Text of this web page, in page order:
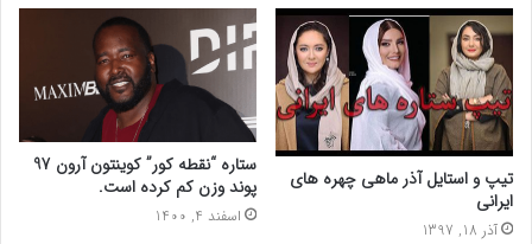
تیپ و استایل آذر ماهی چهره های
ایرانی
آذر 18, 1397
ستاره “نقطه کور” کوینتون آرون 97
پوند وزن کم کرده است.
اسفند 4, 1400